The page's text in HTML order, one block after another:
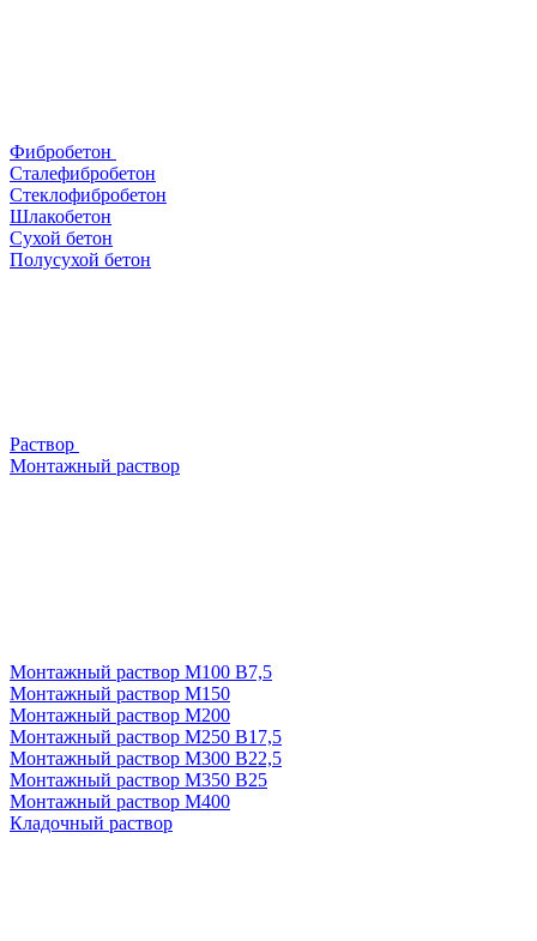
Фибробетон
Сталефибробетон
Стеклофибробетон
Шлакобетон
Сухой бетон
Полусухой бетон
Раствор
Монтажный раствор
Монтажный раствор М100 В7,5
Монтажный раствор М150
Монтажный раствор М200
Монтажный раствор М250 В17,5
Монтажный раствор М300 В22,5
Монтажный раствор М350 В25
Монтажный раствор М400
Кладочный раствор